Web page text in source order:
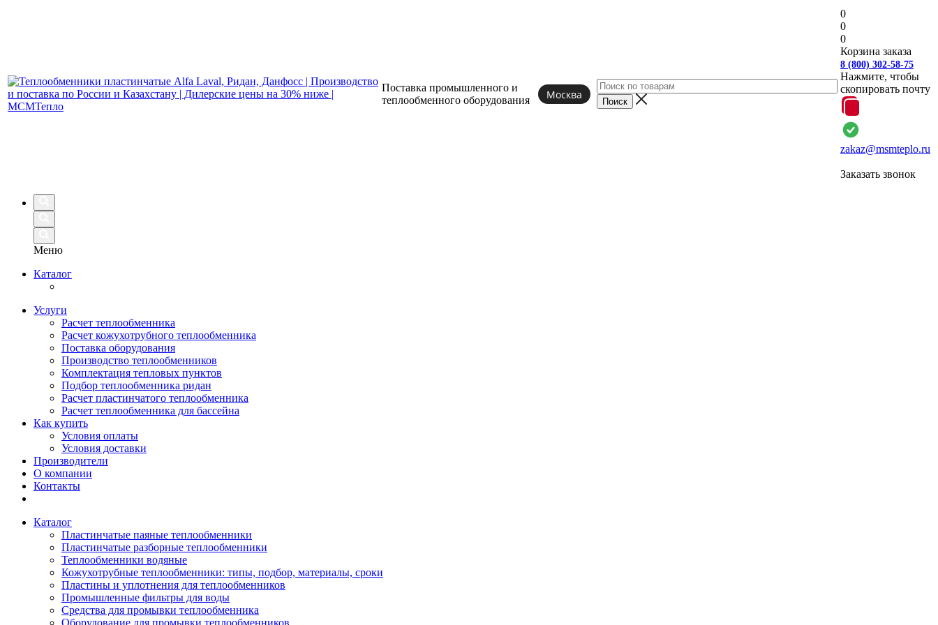
Поставка промышленного и
теплообменного оборудования Москва
0
0
0
Корзина заказа
8 (800) 302-58-75
Нажмите, чтобы
скопировать почту
zakaz@msmteplo.ru
Заказать звонок
Меню
Каталог
Услуги
Расчет теплообменника
Расчет кожухотрубного теплообменника
Поставка оборудования
Производство теплообменников
Комплектация тепловых пунктов
Подбор теплообменника ридан
Расчет пластинчатого теплообменника
Расчет теплообменника для бассейна
Как купить
Условия оплаты
Условия доставки
Производители
О компании
Контакты
Каталог
Пластинчатые паяные теплообменники
Пластинчатые разборные теплообменники
Теплообменники водяные
Кожухотрубные теплообменники: типы, подбор, материалы, сроки
Пластины и уплотнения для теплообменников
Промышленные фильтры для воды
Средства для промывки теплообменника
Оборудование для промывки теплообменников